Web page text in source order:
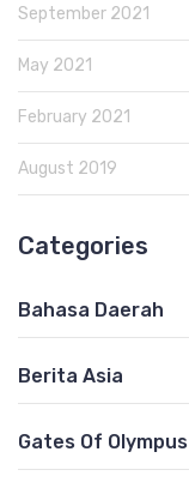
September 2021
May 2021
February 2021
August 2019
Categories
Bahasa Daerah
Berita Asia
Gates Of Olympus